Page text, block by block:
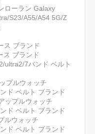
ローラン Galaxy
S23/A55/A54 5G/Z
ス ブランド
ス ブランド
ultra2/7バンド ベルト
プルウォッチ
ド ベルト ブランド
ップルウォッチ
ド ベルト ブランド
ルウォッチ
ド ベルト ブランド